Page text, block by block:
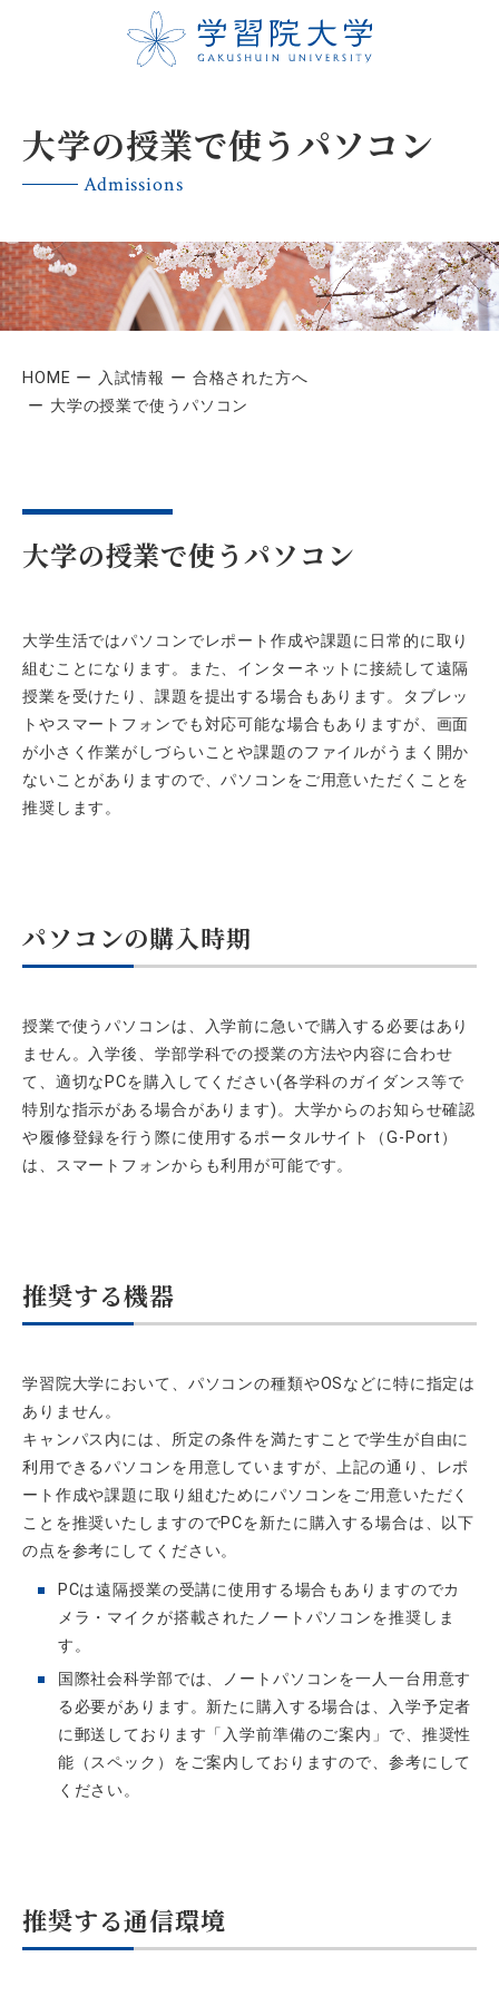
大学の授業で使うパソコン
Admissions
HOME 入試情報
合格された方へ
大学の授業で使うパソコン
大学の授業で使うパソコン
大学生活ではパソコンでレポート作成や課題に日常的に取り
組むことになります。また、インターネットに接続して遠隔
授業を受けたり、課題を提出する場合もあります。タブレッ
トやスマートフォンでも対応可能な場合もありますが、画面
が小さく作業がしづらいことや課題のファイルがうまく開か
ないことがありますので、パソコンをご用意いただくことを
推奨します。
パソコンの購入時期
授業で使うパソコンは、入学前に急いで購入する必要はあり
ません。入学後、学部学科での授業の方法や内容に合わせ
て、適切なPCを購入してください(各学科のガイダンス等で
特別な指示がある場合があります)。大学からのお知らせ確認
や履修登録を行う際に使用するポータルサイト（G-Port）
は、スマートフォンからも利用が可能です。
推奨する機器
学習院大学において、パソコンの種類やOSなどに特に指定は
ありません。
キャンパス内には、所定の条件を満たすことで学生が自由に
利用できるパソコンを用意していますが、上記の通り、レポ
ート作成や課題に取り組むためにパソコンをご用意いただく
ことを推奨いたしますのでPCを新たに購入する場合は、以下
の点を参考にしてください。
PCは遠隔授業の受講に使用する場合もありますのでカ
メラ・マイクが搭載されたノートパソコンを推奨しま
す。
国際社会科学部では、ノートパソコンを一人一台用意す
る必要があります。 新たに購入する場合は、入学予定者
に郵送しております「入学前準備のご案内」で、推奨性
能（スペック）をご案内しておりますので、参考にして
ください。
推奨する通信環境